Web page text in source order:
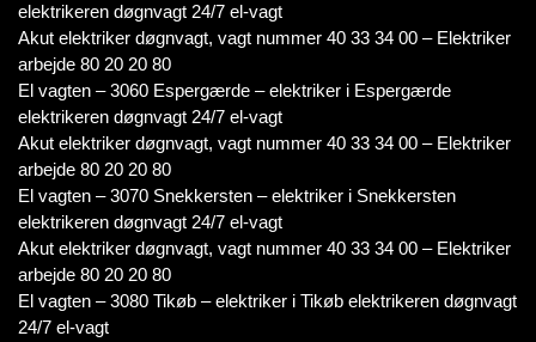
elektrikeren døgnvagt 24/7 el-vagt
Akut elektriker døgnvagt, vagt nummer 40 33 34 00 – Elektriker
arbejde 80 20 20 80
El vagten – 3060 Espergærde – elektriker i Espergærde
elektrikeren døgnvagt 24/7 el-vagt
Akut elektriker døgnvagt, vagt nummer 40 33 34 00 – Elektriker
arbejde 80 20 20 80
El vagten – 3070 Snekkersten – elektriker i Snekkersten
elektrikeren døgnvagt 24/7 el-vagt
Akut elektriker døgnvagt, vagt nummer 40 33 34 00 – Elektriker
arbejde 80 20 20 80
El vagten – 3080 Tikøb – elektriker i Tikøb elektrikeren døgnvagt
24/7 el-vagt